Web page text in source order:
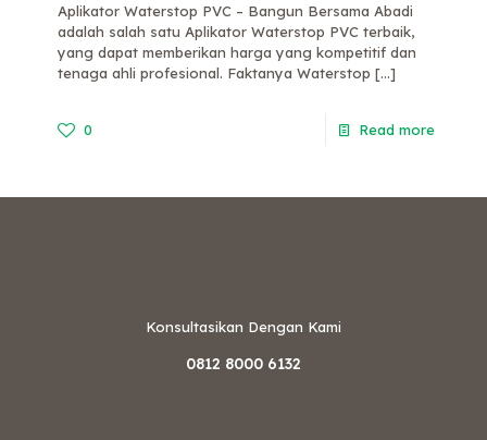
Aplikator Waterstop PVC – Bangun Bersama Abadi
adalah salah satu Aplikator Waterstop PVC terbaik,
yang dapat memberikan harga yang kompetitif dan
tenaga ahli profesional. Faktanya Waterstop […]
0 Read more
Konsultasikan Dengan Kami
0812 8000 6132